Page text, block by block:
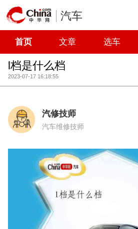
汽车
首页 文章 选车
l档是什么档
2023-07-17 16:18:55
汽修技师
汽车维修技师